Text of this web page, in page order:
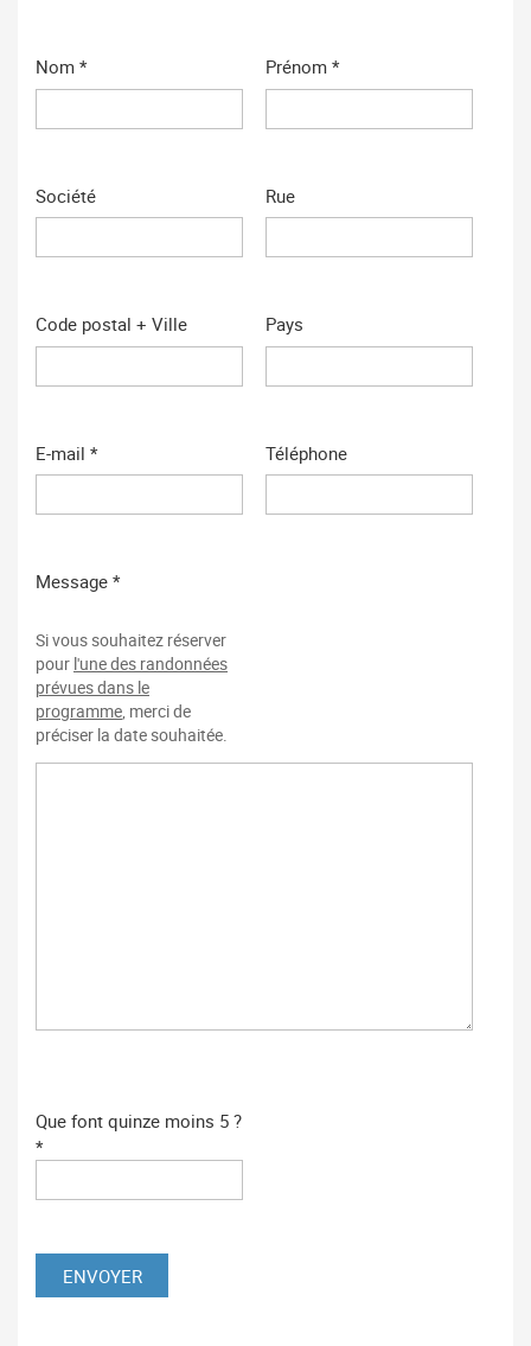
Nom * Prénom *
Société Rue
Code postal + Ville Pays
E-mail * Téléphone
Message *
Si vous souhaitez réserver
pour l'une des randonnées
prévues dans le
programme , merci de
préciser la date souhaitée.
Que font quinze moins 5 ?
*